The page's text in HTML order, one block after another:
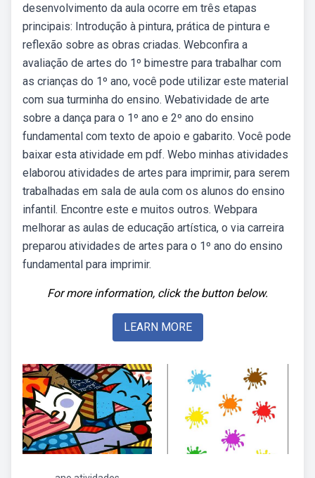
desenvolvimento da aula ocorre em três etapas
principais: Introdução à pintura, prática de pintura e
reflexão sobre as obras criadas. Webconfira a
avaliação de artes do 1º bimestre para trabalhar com
as crianças do 1º ano, você pode utilizar este material
com sua turminha do ensino. Webatividade de arte
sobre a dança para o 1º ano e 2º ano do ensino
fundamental com texto de apoio e gabarito. Você pode
baixar esta atividade em pdf. Webo minhas atividades
elaborou atividades de artes para imprimir, para serem
trabalhadas em sala de aula com os alunos do ensino
infantil. Encontre este e muitos outros. Webpara
melhorar as aulas de educação artística, o via carreira
preparou atividades de artes para o 1º ano do ensino
fundamental para imprimir.
For more information, click the button below.
LEARN MORE